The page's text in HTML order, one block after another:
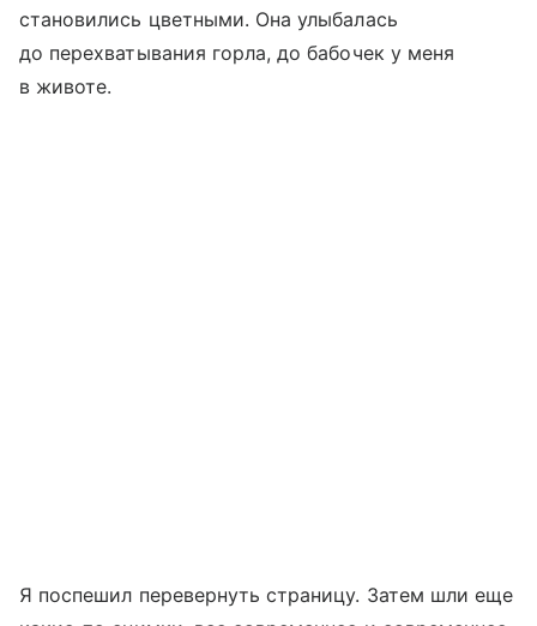
становились цветными. Она улыбалась
до перехватывания горла, до бабочек у меня
в животе.
Я поспешил перевернуть страницу. Затем шли еще